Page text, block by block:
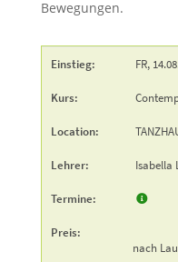
Bewegungen.